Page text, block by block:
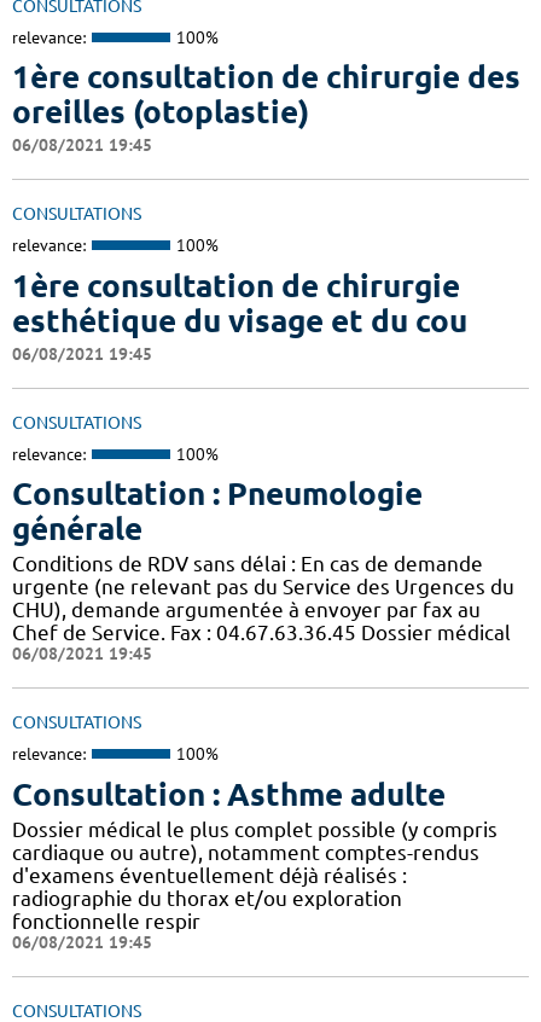
CONSULTATIONS
relevance: 100%
1ère consultation de chirurgie des
oreilles (otoplastie)
06/08/2021 19:45
CONSULTATIONS
relevance: 100%
1ère consultation de chirurgie
esthétique du visage et du cou
06/08/2021 19:45
CONSULTATIONS
relevance: 100%
Consultation : Pneumologie
générale
Conditions de RDV sans délai : En cas de demande
urgente (ne relevant pas du Service des Urgences du
CHU), demande argumentée à envoyer par fax au
Chef de Service. Fax : 04.67.63.36.45 Dossier médical
06/08/2021 19:45
CONSULTATIONS
relevance: 100%
Consultation : Asthme adulte
Dossier médical le plus complet possible (y compris
cardiaque ou autre), notamment comptes-rendus
d'examens éventuellement déjà réalisés :
radiographie du thorax et/ou exploration
fonctionnelle respir
06/08/2021 19:45
CONSULTATIONS